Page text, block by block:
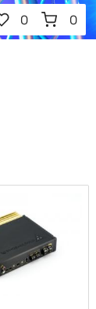
FAVORITER
ANTAL
0
KUNDVAGN
0